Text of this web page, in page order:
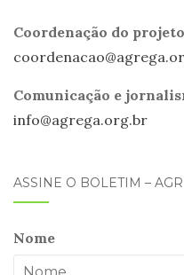
Coordenação do
coordenacao@agrega
Comunicação e
info@agrega.org.br
ASSINE O BOLETIM –
Nome